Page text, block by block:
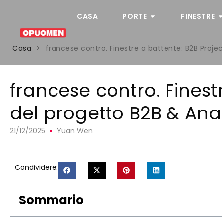
CASA PORTE FINESTRE
Casa > francese contro. Finestre a battente: B2B
francese contro.
del progetto B2B &
21/12/2025 Yuan Wen
Condividere:
Sommario